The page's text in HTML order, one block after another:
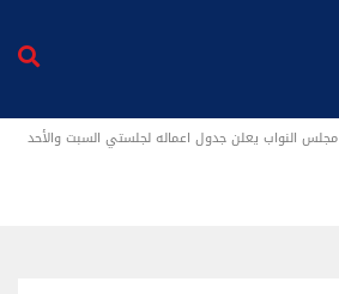
مجلس النواب يعلن جدول اعماله لجلستي السبت والأحد